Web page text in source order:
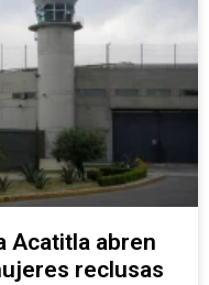
Acatitla abren
reclusas